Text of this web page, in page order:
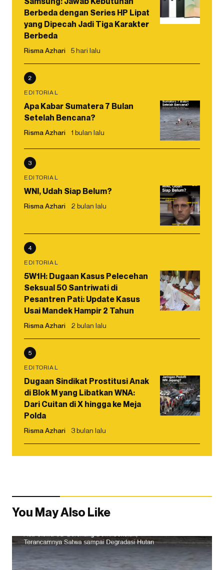
Berbeda dengan Series HP Lipat
yang Dipecah Jadi Tiga Karakter
Berbeda
Risma Azhari 5 hari lalu
2
EDITORIAL
Apa Kabar Sumatera 7 Bulan
Setelah Bencana?
Risma Azhari 1 bulan lalu
3
EDITORIAL
WNI, Udah Siap Belum?
Risma Azhari 2 bulan lalu
4
EDITORIAL
5W1H: Dugaan Kasus Pelecehan
Seksual 50 Santriwati di
Pesantren Pati: Update Kasus
Usai Mandek Hampir 2 Tahun
Risma Azhari 2 bulan lalu
5
EDITORIAL
Dugaan Sindikat Prostitusi Anak
di Blok M yang Libatkan WNA:
Dari Cuitan di X hingga ke Meja
Polda
Risma Azhari 3 bulan lalu
You May Also Like